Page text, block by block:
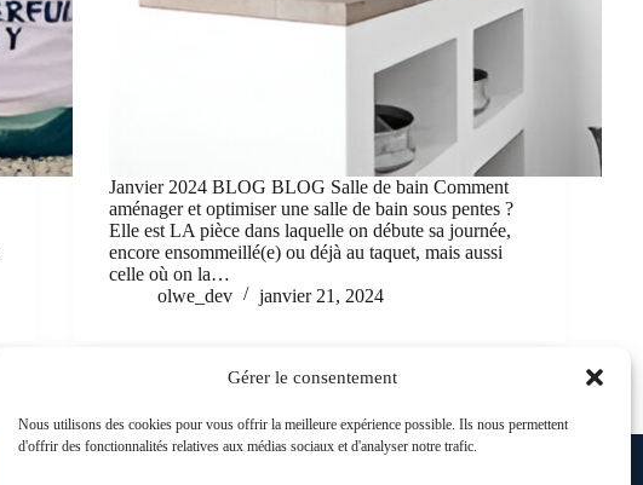
Gérer le consentement
Nous utilisons des cookies pour vous offrir la meilleure expérience possible. Ils nous permettent
d'offrir des fonctionnalités relatives aux médias sociaux et d'analyser notre trafic.
Janvier 2024 BLOG BLOG Salle de bain Comment
aménager et optimiser une salle de bain sous pentes ?
Elle est LA pièce dans laquelle on débute sa journée,
encore ensommeillé(e) ou déjà au taquet, mais aussi
celle où on la…
olwe_dev
janvier 21, 2024
LIENS UTILES